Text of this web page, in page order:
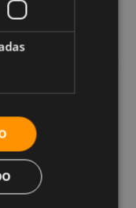
como en
garantizas que
funcionamiento.
la temperatura
agua extrae el
el aire por su